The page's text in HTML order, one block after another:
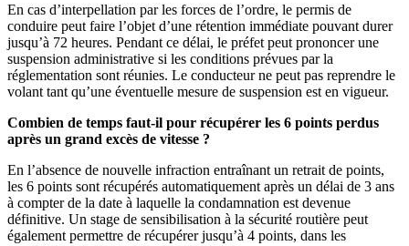
En cas d’interpellation par les forces de l’ordre, le permis de
conduire peut faire l’objet d’une rétention immédiate pouvant durer
jusqu’à 72 heures. Pendant ce délai, le préfet peut prononcer une
suspension administrative si les conditions prévues par la
réglementation sont réunies. Le conducteur ne peut pas reprendre le
volant tant qu’une éventuelle mesure de suspension est en vigueur.
Combien de temps faut-il pour récupérer les 6 points perdus
après un grand excès de vitesse ?
En l’absence de nouvelle infraction entraînant un retrait de points,
les 6 points sont récupérés automatiquement après un délai de 3 ans
à compter de la date à laquelle la condamnation est devenue
définitive. Un stage de sensibilisation à la sécurité routière peut
également permettre de récupérer jusqu’à 4 points, dans les